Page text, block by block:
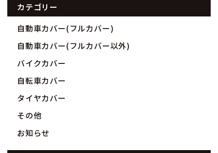
カテゴリー
自動車カバー(フルカバー)
自動車カバー(フルカバー以外)
バイクカバー
自転車カバー
タイヤカバー
その他
お知らせ